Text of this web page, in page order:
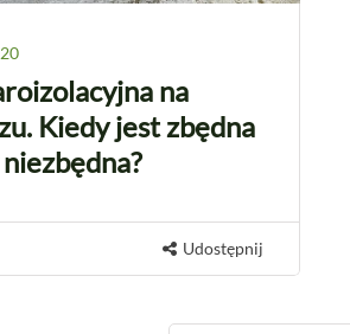
na
Kiedy jest zbędna
Udostępnij